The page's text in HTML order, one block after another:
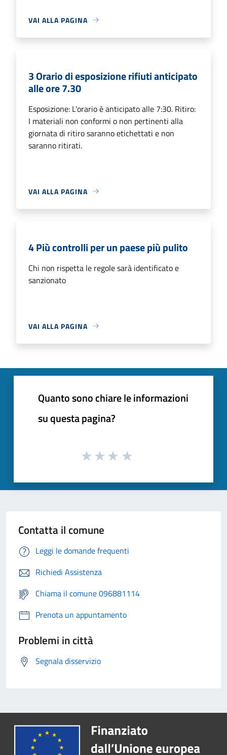
VAI ALLA PAGINA
3 Orario di esposizione rifiuti anticipato
alle ore 7.30
Esposizione: L'orario è anticipato alle 7:30. Ritiro:
I materiali non conformi o non pertinenti alla
giornata di ritiro saranno etichettati e non
saranno ritirati.
VAI ALLA PAGINA
4 Più controlli per un paese più pulito
Chi non rispetta le regole sarà identificato e
sanzionato
VAI ALLA PAGINA
Quanto sono chiare le informazioni
su questa pagina?
Contatta il comune
Leggi le domande frequenti
Richiedi Assistenza
Chiama il comune 096881114
Prenota un appuntamento
Problemi in città
Segnala disservizio